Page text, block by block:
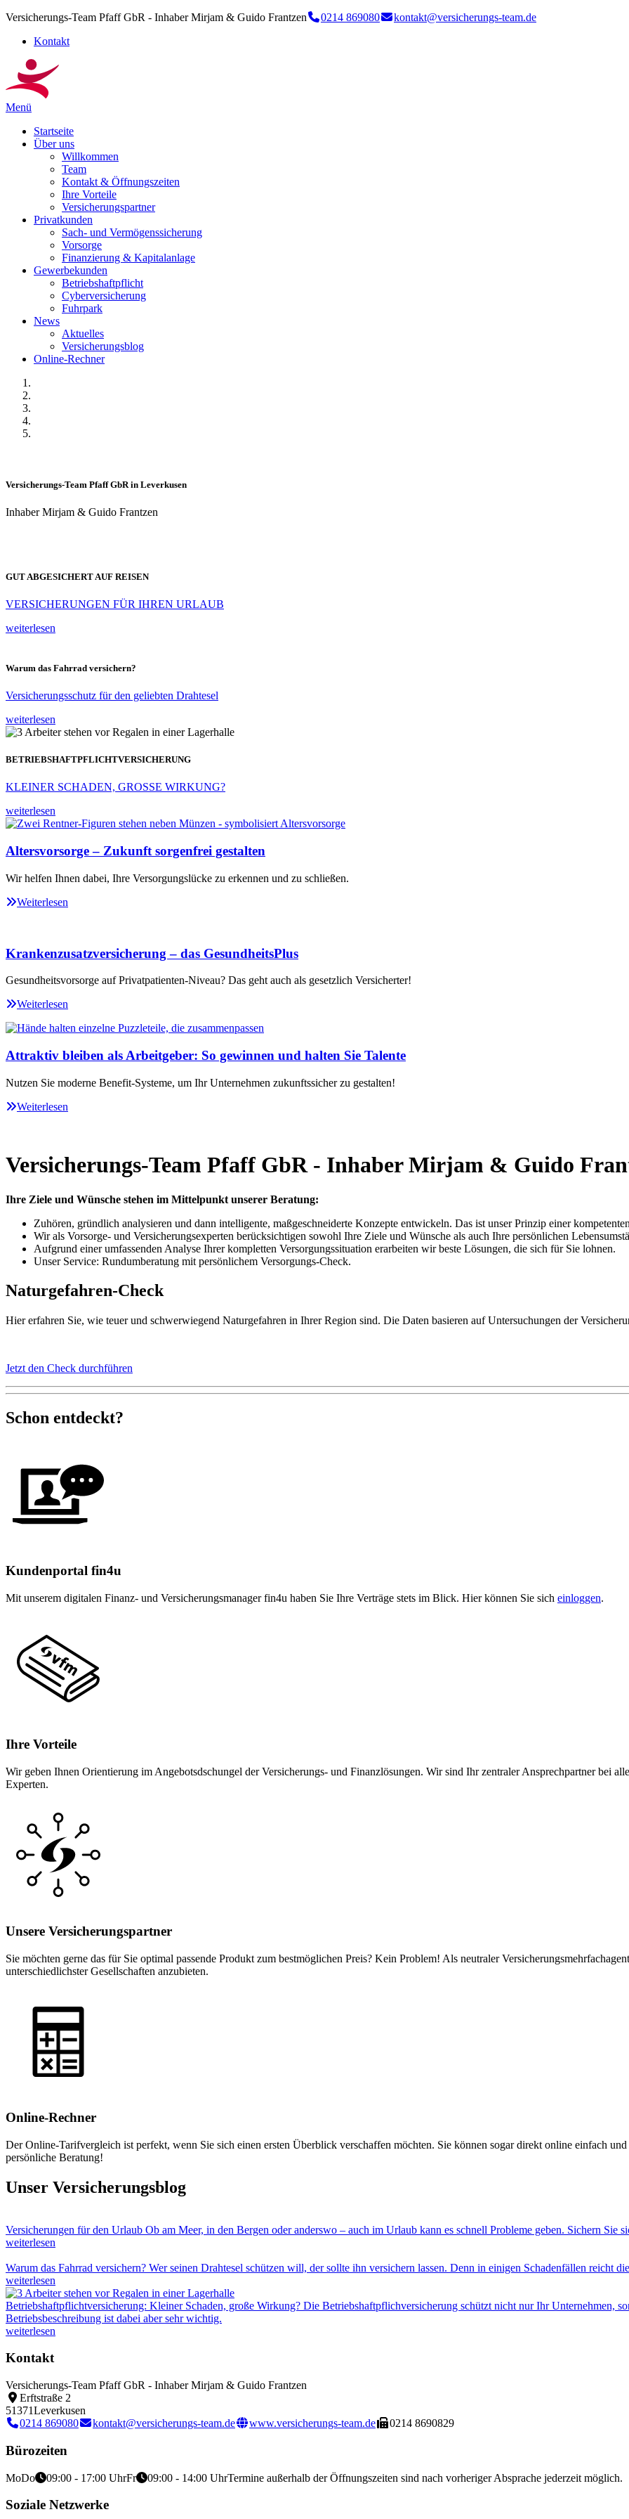
Versicherungs-Team Pfaff GbR - Inhaber Mirjam & Guido Frantzen 0214 869080
kontakt@versicherungs-team.de
Kontakt
Menü
Startseite
Über uns
Willkommen
Team
Kontakt & Öffnungszeiten
Ihre Vorteile
Versicherungspartner
Privatkunden
Sach- und Vermögenssicherung
Vorsorge
Finanzierung & Kapitalanlage
Gewerbekunden
Betriebshaftpflicht
Cyberversicherung
Fuhrpark
News
Aktuelles
Versicherungsblog
Online-Rechner
Versicherungs-Team Pfaff GbR in Leverkusen
Inhaber Mirjam & Guido Frantzen
GUT ABGESICHERT AUF REISEN
VERSICHERUNGEN FÜR IHREN URLAUB
weiterlesen
Warum das Fahrrad versichern?
Versicherungsschutz für den geliebten Drahtesel
weiterlesen
BETRIEBSHAFTPFLICHTVERSICHERUNG
KLEINER SCHADEN, GROSSE WIRKUNG?
weiterlesen
Altersvorsorge – Zukunft sorgenfrei gestalten
Wir helfen Ihnen dabei, Ihre Versorgungslücke zu erkennen und zu schließen.
Weiterlesen
Krankenzusatzversicherung – das GesundheitsPlus
Gesundheitsvorsorge auf Privatpatienten-Niveau? Das geht auch als gesetzlich Versicherter!
Weiterlesen
Attraktiv bleiben als Arbeitgeber: So gewinnen und halten Sie Talente
Nutzen Sie moderne Benefit-Systeme, um Ihr Unternehmen zukunftssicher zu gestalten!
Weiterlesen
Versicherungs-Team Pfaff GbR - Inhaber Mirjam & Guido
Ihre Ziele und Wünsche stehen im Mittelpunkt unserer Beratung:
Zuhören, gründlich analysieren und dann intelligente, maßgeschneiderte Konzepte entwickeln. Das ist unser Prinzip einer
Wir als Vorsorge- und Versicherungsexperten berücksichtigen sowohl Ihre Ziele und Wünsche als auch Ihre persönlichen
Aufgrund einer umfassenden Analyse Ihrer kompletten Versorgungssituation erarbeiten wir beste Lösungen, die sich für Sie lohnen.
Unser Service: Rundumberatung mit persönlichem Versorgungs-Check.
Naturgefahren-Check
Hier erfahren Sie, wie teuer und schwerwiegend Naturgefahren in Ihrer Region sind. Die Daten basieren auf Untersuchungen der
Jetzt den Check durchführen
Schon entdeckt?
Kundenportal fin4u
Mit unserem digitalen Finanz- und Versicherungsmanager fin4u haben Sie Ihre Verträge stets im Blick. Hier können Sie sich einloggen.
Ihre Vorteile
Wir geben Ihnen Orientierung im Angebotsdschungel der Versicherungs- und Finanzlösungen. Wir sind Ihr zentraler Ansprechpartner bei
Experten.
Unsere Versicherungspartner
Sie möchten gerne das für Sie optimal passende Produkt zum bestmöglichen Preis? Kein Problem! Als neutraler
unterschiedlichster Gesellschaften anzubieten.
Online-Rechner
Der Online-Tarifvergleich ist perfekt, wenn Sie sich einen ersten Überblick verschaffen möchten. Sie können sogar direkt online einfach
persönliche Beratung!
Unser Versicherungsblog
Versicherungen für den Urlaub Ob am Meer, in den Bergen oder anderswo – auch im Urlaub kann es schnell Probleme geben. Sichern Sie
weiterlesen
Warum das Fahrrad versichern? Wer seinen Drahtesel schützen will, der sollte ihn versichern lassen. Denn in einigen Schadenfällen reicht
weiterlesen
Betriebshaftpflichtversicherung: Kleiner Schaden, große Wirkung? Die Betriebshaftpflichversicherung schützt nicht nur Ihr Unternehmen,
Betriebsbeschreibung ist dabei aber sehr wichtig.
weiterlesen
Kontakt
Versicherungs-Team Pfaff GbR - Inhaber Mirjam & Guido Frantzen
Erftstraße 2
51371Leverkusen
0214 869080
kontakt@versicherungs-team.de www.versicherungs-team.de 0214 8690829
Bürozeiten
MoDo 09:00 - 17:00 UhrFr 09:00 - 14:00 UhrTermine außerhalb der Öffnungszeiten sind nach vorheriger Absprache jederzeit möglich.
Soziale Netzwerke